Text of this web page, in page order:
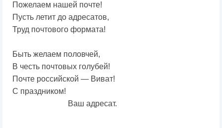
Пожелаем нашей почте!
Пусть летит до адресатов,
Труд почтового формата!
Быть желаем половчей,
В честь почтовых голубей!
Почте российской — Виват!
С праздником!
Ваш адресат.